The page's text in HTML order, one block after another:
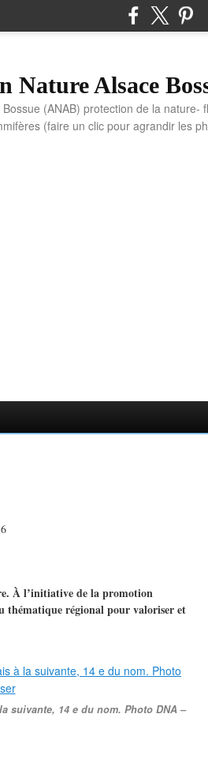
Nature Alsace
(ANAB) protection de la nature-
(faire un clic pour agrandir les
À l’initiative de la promotion
thématique régional pour valoriser et
suivante, 14 e du nom. Photo DNA –